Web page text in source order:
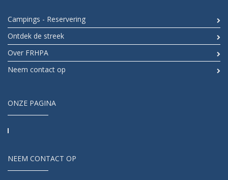
Campings - Reservering
Ontdek de streek
Over FRHPA
Neem contact op
ONZE PAGINA
NEEM CONTACT OP